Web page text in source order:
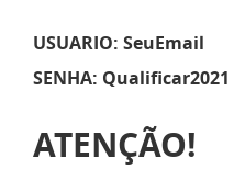
USUARIO: SeuEmail
SENHA: Qualificar2021
ATENÇÃO!